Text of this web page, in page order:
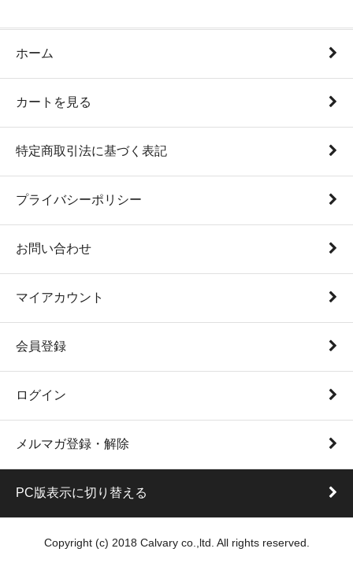
ホーム
カートを見る
特定商取引法に基づく表記
プライバシーポリシー
お問い合わせ
マイアカウント
会員登録
ログイン
メルマガ登録・解除
PC版表示に切り替える
Copyright (c) 2018 Calvary co.,ltd. All rights reserved.